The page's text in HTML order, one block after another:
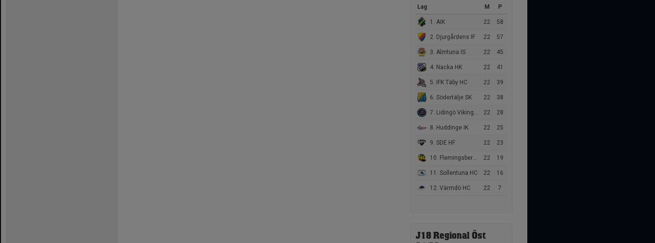
Lag M P
1. AIK 22 58
2. Djurgårdens IF 22 57
3. Almtuna IS 22 45
4. Nacka HK 22 41
5. IFK Täby HC 22 39
6. Södertälje SK 22 38
7. Lidingö Vikings HC 22 28
8. Huddinge IK 22 25
9. SDE HF 22 23
10. Flemingsbergs IK 22 19
11. Sollentuna HC 22 16
12. Värmdö HC 22 7
J18 Regional Öst